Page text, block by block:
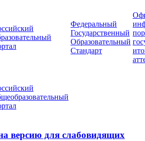
Федеральный
Государственный
Образовательный
Стандарт
версию для слабовидящих